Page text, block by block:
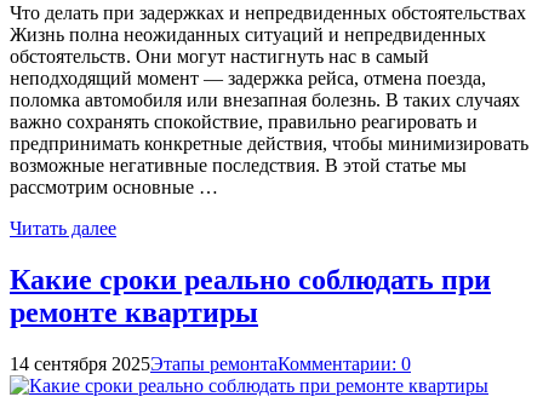
Что делать при задержках и непредвиденных обстоятельствах
Жизнь полна неожиданных ситуаций и непредвиденных
обстоятельств. Они могут настигнуть нас в самый
неподходящий момент — задержка рейса, отмена поезда,
поломка автомобиля или внезапная болезнь. В таких случаях
важно сохранять спокойствие, правильно реагировать и
предпринимать конкретные действия, чтобы минимизировать
возможные негативные последствия. В этой статье мы
рассмотрим основные …
Читать далее
Какие сроки реально соблюдать при
ремонте квартиры
14 сентября 2025Этапы ремонтаКомментарии: 0